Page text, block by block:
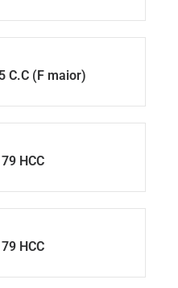
C.C (F maior)
HCC
HCC